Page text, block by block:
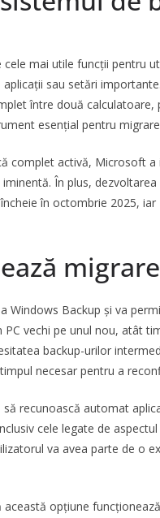
mai utile funcții pentru
sau setări
între două
esențial pentru
complet activă, Microsoft
În plus,
în octombrie 2025,
Windows Backup și va
vechi pe unul nou, atât
backup-urilor
necesar pentru a
recunoască automat
cele legate de
va avea parte de o
opțiune